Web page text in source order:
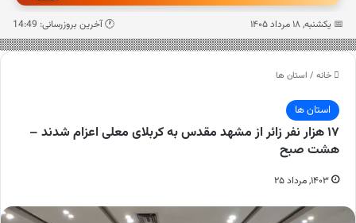
📅 یکشنبه, ۱۸ مرداد ۱۴۰۵ 🕐 آخرین بروزرسانی: 14:49
خانه / استان ها
استان ها
۱۷ هزار نفر زائر از مشهد مقدس به کربلای معلی اعزام شدند –
هشت صبح
۱۴۰۳, مرداد ۲۵